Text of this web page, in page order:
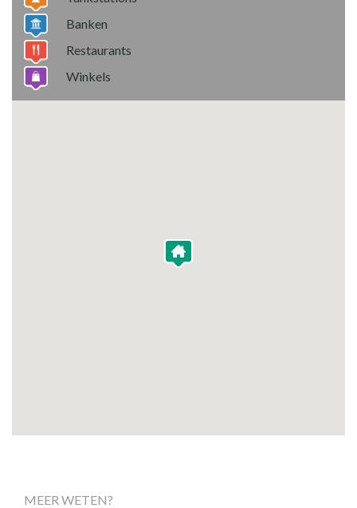
Banken
Restaurants
Winkels
MEER WETEN?